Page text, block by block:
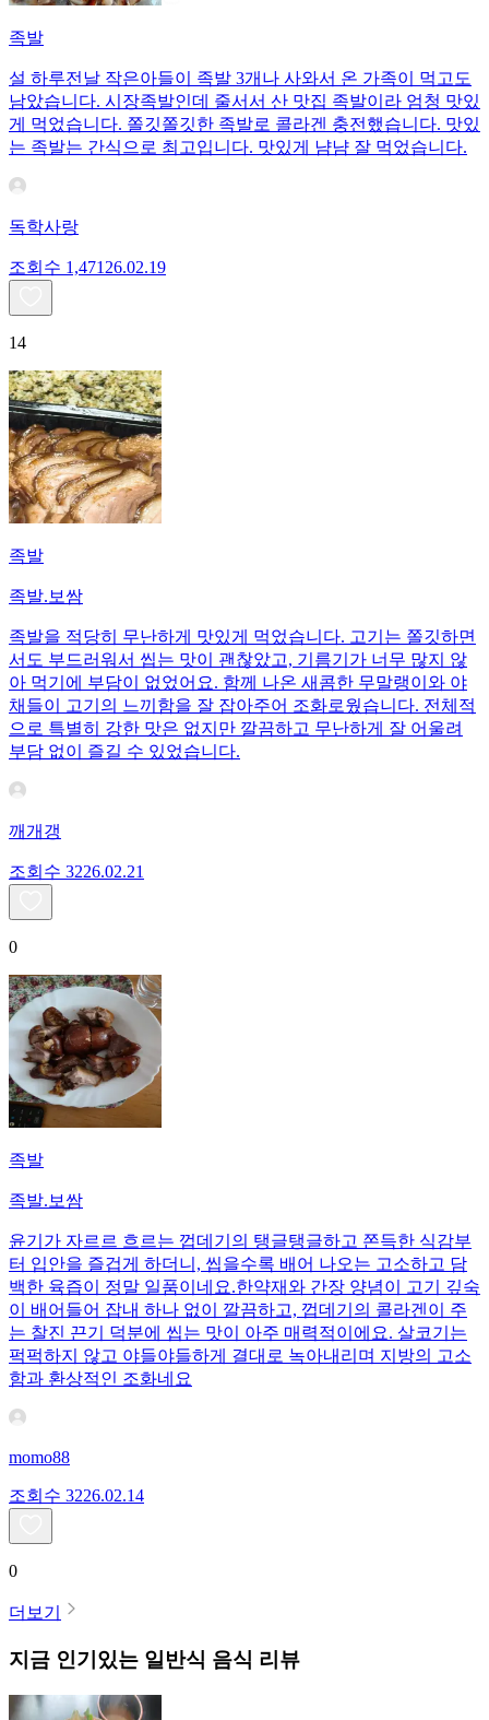
족발
설 하루전날 작은아들이 족발 3개나 사와서 온 가족이 먹고도
남았습니다. 시장족발인데 줄서서 산 맛집 족발이라 엄청 맛있
게 먹었습니다. 쫄깃쫄깃한 족발로 콜라겐 충전했습니다. 맛있
는 족발는 간식으로 최고입니다. 맛있게 냠냠 잘 먹었습니다.
독학사랑
조회수 1,471 26.02.19
14
족발
족발.보쌈
족발을 적당히 무난하게 맛있게 먹었습니다. 고기는 쫄깃하면
서도 부드러워서 씹는 맛이 괜찮았고, 기름기가 너무 많지 않
아 먹기에 부담이 없었어요. 함께 나온 새콤한 무말랭이와 야
채들이 고기의 느끼함을 잘 잡아주어 조화로웠습니다. 전체적
으로 특별히 강한 맛은 없지만 깔끔하고 무난하게 잘 어울려
부담 없이 즐길 수 있었습니다.
깨개갱
조회수 3226.02.21
0
족발
족발.보쌈
윤기가 자르르 흐르는 껍데기의 탱글탱글하고 쫀득한 식감부
터 입안을 즐겁게 하더니, 씹을수록 배어 나오는 고소하고 담
백한 육즙이 정말 일품이네요. ​한약재와 간장 양념이 고기 깊숙
이 배어들어 잡내 하나 없이 깔끔하고, 껍데기의 콜라겐이 주
는 찰진 끈기 덕분에 씹는 맛이 아주 매력적이에요. 살코기는
퍽퍽하지 않고 야들야들하게 결대로 녹아내리며 지방의 고소
함과 환상적인 조화네요
momo88
조회수 3226.02.14
0
더보기
지금 인기있는 일반식 음식 리뷰